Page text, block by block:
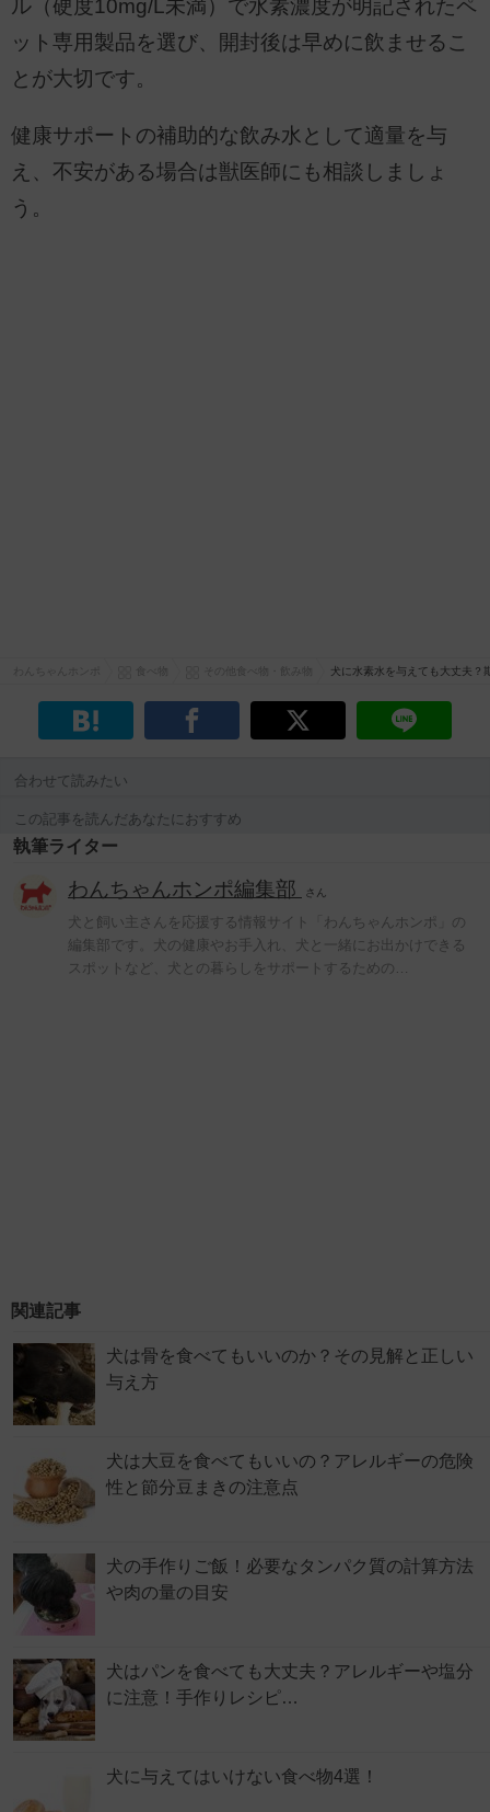
ル（硬度10mg/L未満）で水素濃度が明記されたペ
ット専用製品を選び、開封後は早めに飲ませるこ
とが大切です。
健康サポートの補助的な飲み水として適量を与
え、不安がある場合は獣医師にも相談しましょ
う。
食べ物 その他食べ物・飲み物 犬に水素水を与えても大丈夫？
合わせて読みたい
この記事を読んだあなたにおすすめ
執筆ライター
わんちゃんホンポ編集部 さん
犬と飼い主さんを応援する情報サイト「わんちゃんホンポ」の
編集部です。犬の健康やお手入れ、犬と一緒にお出かけできる
スポットなど、犬との暮らしをサポートするための…
関連記事
犬は骨を食べてもいいのか？その見解と正しい
与え方
犬は大豆を食べてもいいの？アレルギーの危険
性と節分豆まきの注意点
犬の手作りご飯！必要なタンパク質の計算方法
や肉の量の目安
犬はパンを食べても大丈夫？アレルギーや塩分
に注意！手作りレシピ…
犬に与えてはいけない食べ物4選！